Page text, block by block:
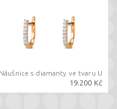
Náušnice s diamanty ve tvaru U
19.200 Kč